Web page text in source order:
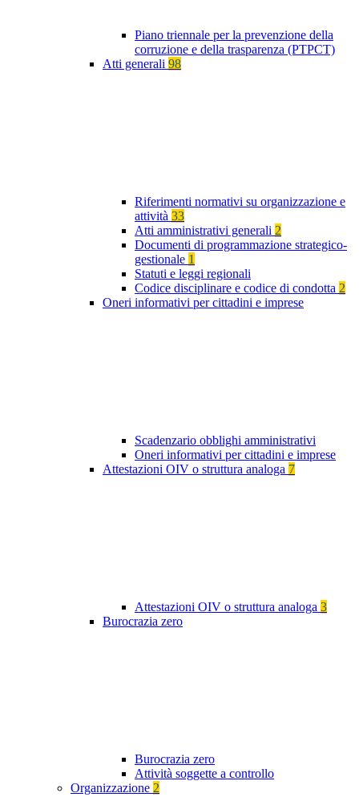
Piano triennale per la prevenzione della
corruzione e della trasparenza (PTPCT)
Atti generali 98
Riferimenti normativi su organizzazione e
attività 33
Atti amministrativi generali 2
Documenti di programmazione strategico-
gestionale 1
Statuti e leggi regionali
Codice disciplinare e codice di condotta 2
Oneri informativi per cittadini e imprese
Scadenzario obblighi amministrativi
Oneri informativi per cittadini e imprese
Attestazioni OIV o struttura analoga 7
Attestazioni OIV o struttura analoga 3
Burocrazia zero
Burocrazia zero
Attività soggette a controllo
Organizzazione 2